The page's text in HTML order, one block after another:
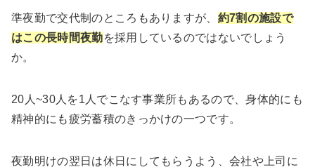
準夜勤で交代制のところもありますが、 約7割の施設で
はこの長時間夜勤を採用しているのではないでしょう
か。
20人~30人を1人でこなす事業所もあるので、身体的にも
精神的にも疲労蓄積のきっかけの一つです。
夜勤明けの翌日は休日にしてもらうよう、会社や上司に